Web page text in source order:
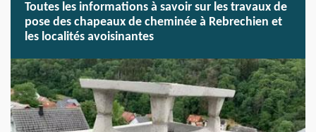
Toutes les informations à savoir sur les travaux de
pose des chapeaux de cheminée à Rebrechien et
les localités avoisinantes